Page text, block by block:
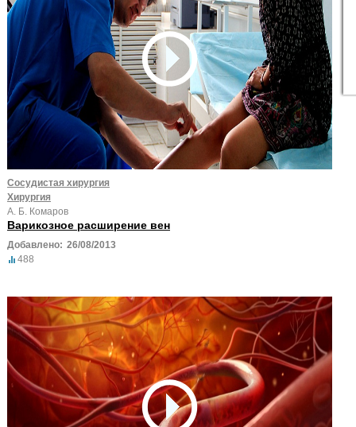
Сосудистая хирургия
Хирургия
А. Б. Комаров
Варикозное расширение вен
Добавлено: 26/08/2013
488